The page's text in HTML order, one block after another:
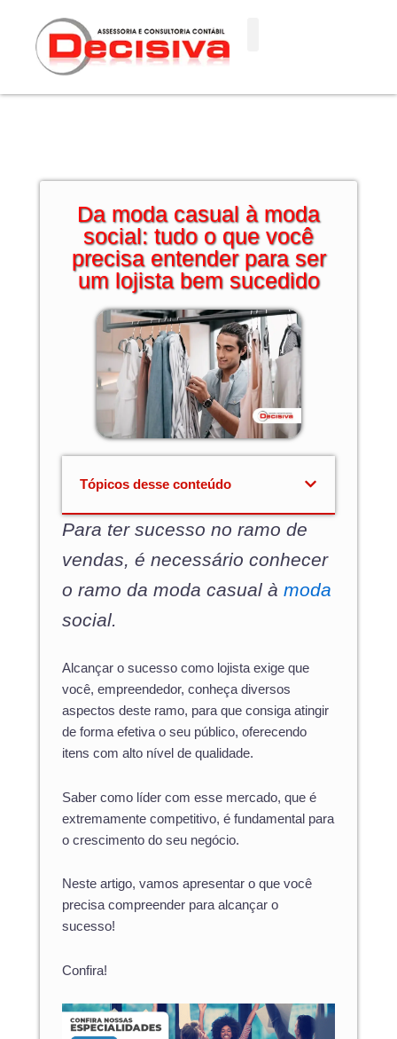
conteúdo
Da moda casual à moda
social: tudo o que você
precisa entender para ser
um lojista bem sucedido
Tópicos desse conteúdo
Para ter sucesso no ramo de
vendas, é necessário conhecer
o ramo da moda casual à moda
social.
Alcançar o sucesso como lojista exige que
você, empreendedor, conheça diversos
aspectos deste ramo, para que consiga atingir
de forma efetiva o seu público, oferecendo
itens com alto nível de qualidade.
Saber como líder com esse mercado, que é
extremamente competitivo, é fundamental para
o crescimento do seu negócio.
Neste artigo, vamos apresentar o que você
precisa compreender para alcançar o
sucesso!
Confira!